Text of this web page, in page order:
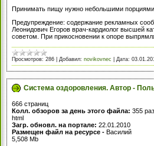
Принимать пищу нужно небольшими
Предупреждение: содержание рекламных
Леонидович Егоров врач-кардиолог высшей
советом. При прикосновении к опоре
Просмотров: 286 Добавил: novikovnec Дата:
Система оздоровления. Автор -
666 страниц
Колл. обзоров за день этого файла: 355 раз
html
Загр. обновл. на портале: 22.01.2010
Размещен файл на ресурсе - Василий
5,508 Mb